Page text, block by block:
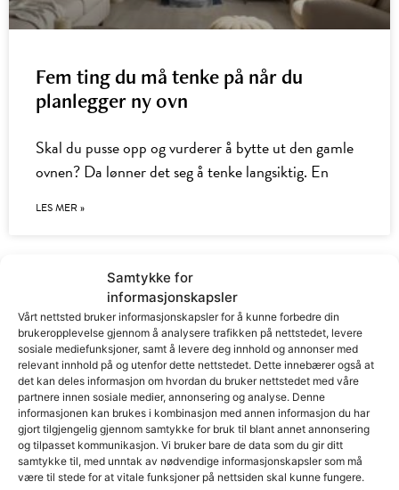
Samtykke for
informasjonskapsler
Vårt nettsted bruker informasjonskapsler for å kunne forbedre din
brukeropplevelse gjennom å analysere trafikken på nettstedet, levere
sosiale mediefunksjoner, samt å levere deg innhold og annonser med
relevant innhold på og utenfor dette nettstedet. Dette innebærer også at
det kan deles informasjon om hvordan du bruker nettstedet med våre
partnere innen sosiale medier, annonsering og analyse. Denne
informasjonen kan brukes i kombinasjon med annen informasjon du har
gjort tilgjengelig gjennom samtykke for bruk til blant annet annonsering
og tilpasset kommunikasjon. Vi bruker bare de data som du gir ditt
samtykke til, med unntak av nødvendige informasjonskapsler som må
være til stede for at vitale funksjoner på nettsiden skal kunne fungere.
Fem ting du må tenke på når du
planlegger ny ovn
Skal du pusse opp og vurderer å bytte ut den gamle
ovnen? Da lønner det seg å tenke langsiktig. En
LES MER »